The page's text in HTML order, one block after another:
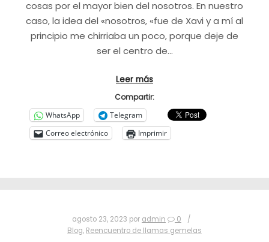
cosas por el mayor bien del nosotros. En nuestro
caso, la idea del «nosotros, «fue de Xavi y a mí al
principio me chirriaba un poco, porque deje de
ser el centro de…
Leer más
Compartir:
WhatsApp
Telegram
Correo electrónico
Imprimir
agosto 23, 2023 por admin
0
Blog, Reencuentro de llamas gemelas